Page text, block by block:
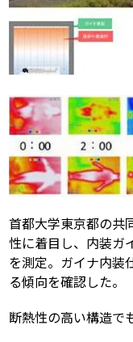
首都大学東京都の共
性に着目し、内装ガ
を測定。ガイナ内装
る傾向を確認した。
断熱性の高い構造で